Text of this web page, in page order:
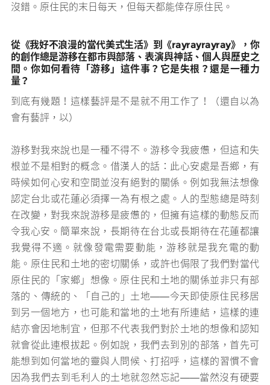
沒錯。原住民的末日每天，但每天都能倖存原住民。
從《我好不浪漫的當代美式生活》到《rayrayrayray》，你
的創作總是游移在都市與部落、表演與神話、個人與歷史之
間。你如何看待「游移」這件事？它是失根？還是一種力
量？
到底有幾題！這樣藝評是不是就不用工作了！（還自以為
會有藝評，以）
游移對我來說也是一種不得不。游移令我疲憊，但這和失
根並不是相對的概念。借漢人的話：此心安處是吾鄉，有
時候如何心安和空間並沒有絕對的關係。例如我無法想像
認定台北或花蓮必須擇一為有根之處。人的型態總是時刻
在改變，對我來說游移是疲憊的，但擁有這樣的動態反而
令我心安。簡單來說，長期待在台北或長期待在花蓮都讓
我覺得不適。就像發電需要動能，游移就是我充電的動
能。原住民和土地的密切關係，或許也侷限了我們對當代
原住民的「家鄉」想像。原住民和土地的關係並非只有部
落的、傳統的、「自己的」土地——今天即使原住民移居
到另一個地方，也可能和當地的土地有所連結，這樣的連
結亦會因地制宜，但那不代表我們對於土地的想像和認知
就會從此連根拔起。例如說，我們去到別的部落，首先可
能想到如何當地的靈與人問候、打招呼，這樣的習慣不會
因為我們去到毛利人的土地就忽然忘記——當然沒有硬要